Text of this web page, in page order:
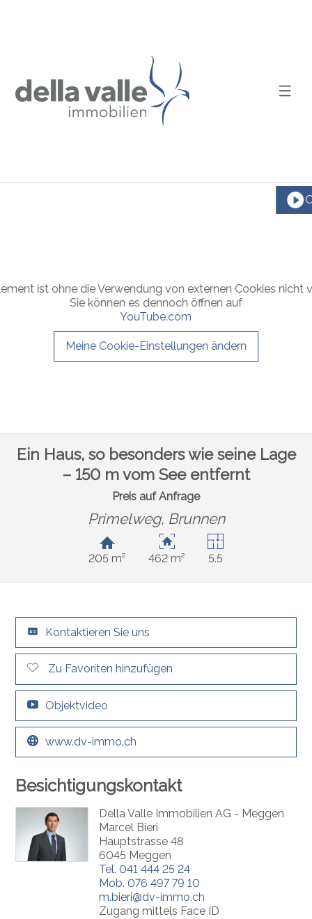
ist ohne die Verwendung von externen Cookies nicht
Sie können es dennoch öffnen auf
YouTube.com
Meine Cookie-Einstellungen ändern
Ein Haus, so besonders wie seine Lage
– 150 m vom See entfernt
Preis auf Anfrage
Primelweg, Brunnen
205 m² 462 m² 5.5
Kontaktieren Sie uns
Zu Favoriten hinzufügen
Objektvideo
www.dv-immo.ch
Besichtigungskontakt
Della Valle Immobilien AG - Meggen
Marcel Bieri
Hauptstrasse 48
6045 Meggen
Tel. 041 444 25 24
Mob. 076 497 79 10
m.bieri@dv-immo.ch
Zugang mittels Face ID